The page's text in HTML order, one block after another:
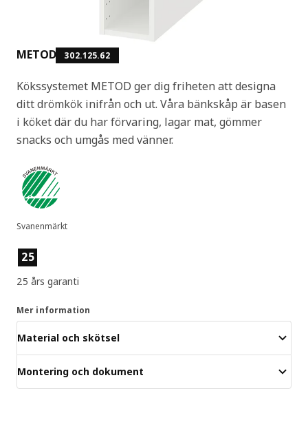
METOD 302.125.62
Kökssystemet METOD ger dig friheten att designa
ditt drömkök inifrån och ut. Våra bänkskåp är basen
i köket där du har förvaring, lagar mat, gömmer
snacks och umgås med vänner.
Svanenmärkt
Produktens egenskaper
25
25 års garanti
Mer information
Material och skötsel
Montering och dokument